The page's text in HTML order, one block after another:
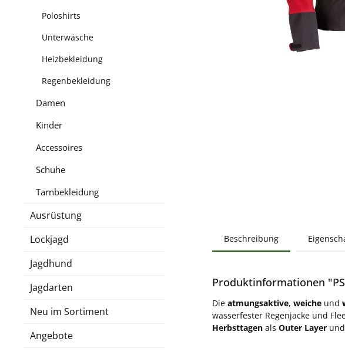
Poloshirts
Unterwäsche
Heizbekleidung
Regenbekleidung
Damen
Kinder
Accessoires
Schuhe
Tarnbekleidung
Ausrüstung
Lockjagd
Jagdhund
Jagdarten
Neu im Sortiment
Angebote
Beschreibung
Produktinformationen
Die atmungsaktive, weiche und
wasserfester Regenjacke und
Herbsttagen als Outer Layer